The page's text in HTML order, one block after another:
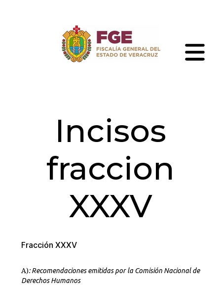
Veracruz
Incisos
fraccion
XXXV
Fracción XXXV
A): Recomendaciones emitidas por la Comisión Nacional de
Derechos Humanos